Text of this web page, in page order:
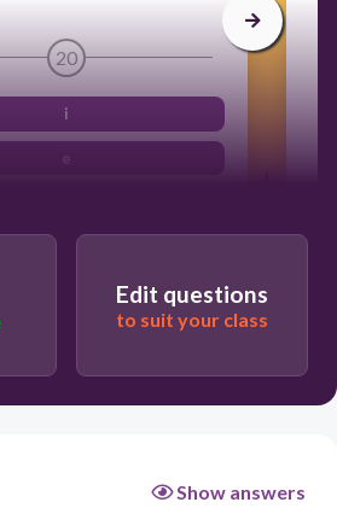
20
i
e
Edit questions
to suit your class
Show answers